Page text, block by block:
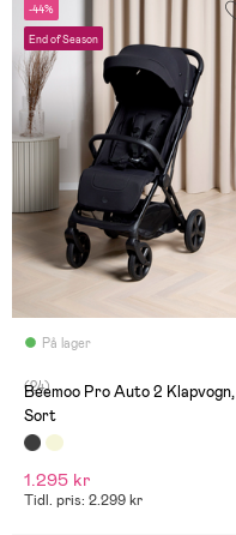
-44%
End of Season
På lager
(24)
Beemoo Pro Auto 2 Klapvogn,
Sort
1.295 kr
Tidl. pris: 2.299 kr